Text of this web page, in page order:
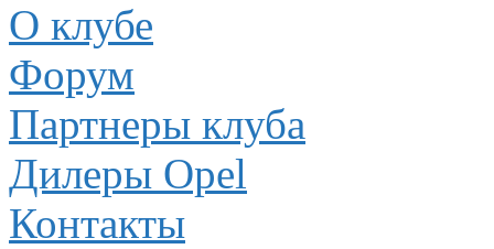
О клубе
Форум
Партнеры клуба
Дилеры Opel
Контакты